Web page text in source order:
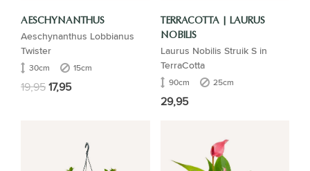
AESCHYNANTHUS
Aeschynanthus Lobbianus
Twister
30cm 15cm
19,9517,95
TERRACOTTA | LAURUS
NOBILIS
Laurus Nobilis Struik S in
TerraCotta
90cm 25cm
29,95